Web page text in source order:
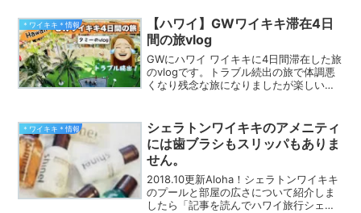
る「インターナショナル・マーケットプ
レイス」に日...
＊ワイキキ＊情報
【ハワイ】GWワイキキ滞在4日
間の旅vlog
GWにハワイ ワイキキに4日間滞在した旅
のvlogです。トラブル続出の旅で体調悪
くなり残念な旅になりましたが楽しい事
で物価高のハワイの参考になれば嬉しい
です(^^)
＊ワイキキ＊情報
シェラトンワイキキのアメニティ
には歯ブラシもスリッパもありま
せん。
2018.10更新Aloha！シェラトンワイキキ
のプールと部屋の広さについて紹介しま
したら「記事を読んでハワイ旅行シェラ